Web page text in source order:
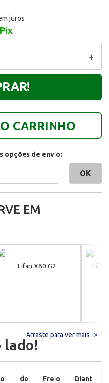
+
CARRINHO
opções de envio:
EM
Lifan X60 G2 Lifan
Arraste para ver mais ->
lado!
do Freio Diant